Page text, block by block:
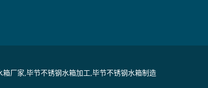
厂家,毕节不锈钢水箱加工,毕节不锈钢水箱制造